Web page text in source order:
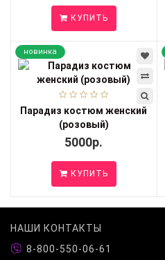
КУПИТЬ
новинка
Парадиз костюм женский
(розовый)
5000р.
КУПИТЬ
НАШИ КОНТАКТЫ
8-800-550-06-61